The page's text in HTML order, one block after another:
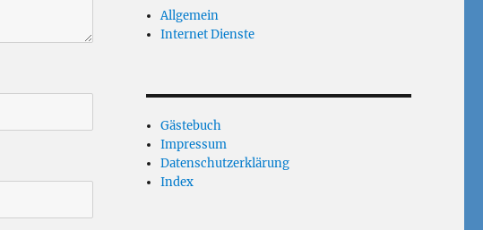
Allgemein
Internet Dienste
Gästebuch
Impressum
Datenschutzerklärung
Index